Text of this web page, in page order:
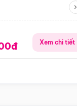
Xem chi tiết